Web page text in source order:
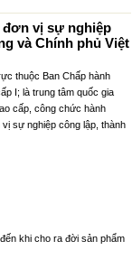
đơn vị sự nghiệp
và Chính phủ Việt
thuộc Ban Chấp hành
I; là trung tâm quốc gia
cấp, công chức hành
sự nghiệp công lập, thành
khi cho ra đời sản phẩm